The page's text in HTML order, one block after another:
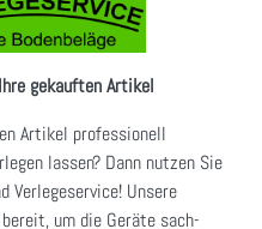
gekauften Artikel
Artikel professionell
lassen? Dann nutzen Sie
Verlegeservice! Unsere
um die Geräte sach-